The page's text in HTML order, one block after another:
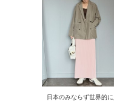
の心配が軽減されます。
元が軽やかなので、湿度
高い日のコーデにもうっ
つけです。
日本のみならず世界的に